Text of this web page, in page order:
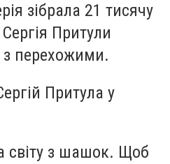
зібрала 21 тисячу
Притули
з перехожими.
Притула у
світу з шашок. Щоб